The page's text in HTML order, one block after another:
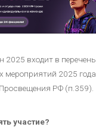
2025 входит в перечень
мероприятий 2025 года
РФ (п.359).
участие?